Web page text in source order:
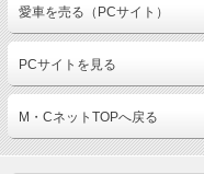
愛車を売る（PCサイト）
PCサイトを見る
M・CネットTOPへ戻る